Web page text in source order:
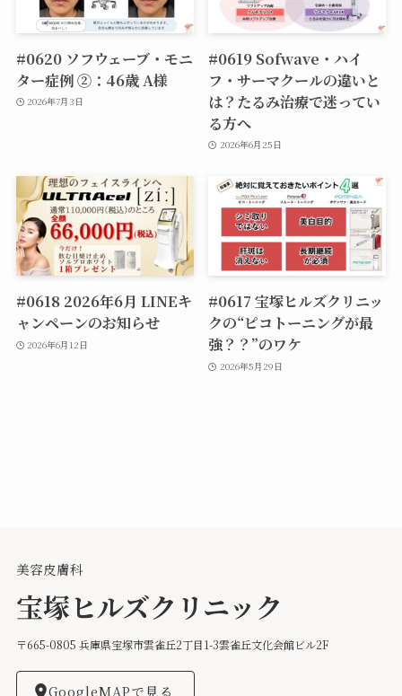
#0620 ソフウェーブ・モニ
ター症例 ②：46歳 A様
2026年7月3日
#0619 Sofwave・ハイ
フ・サーマクールの違いと
は？たるみ治療で迷ってい
る方へ
2026年6月25日
#0618 2026年6月 LINEキ
ャンペーンのお知らせ
2026年6月12日
#0617 宝塚ヒルズクリニッ
クの“ピコトーニングが最
強？？”のワケ
2026年5月29日
美容皮膚科
宝塚ヒルズクリニック
〒665-0805 兵庫県宝塚市雲雀丘2丁目1-3雲雀丘文化会館ビル2F
GoogleMAPで見る